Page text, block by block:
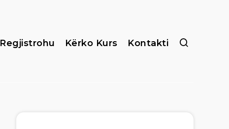
Regjistrohu Kërko Kurs Kontakti